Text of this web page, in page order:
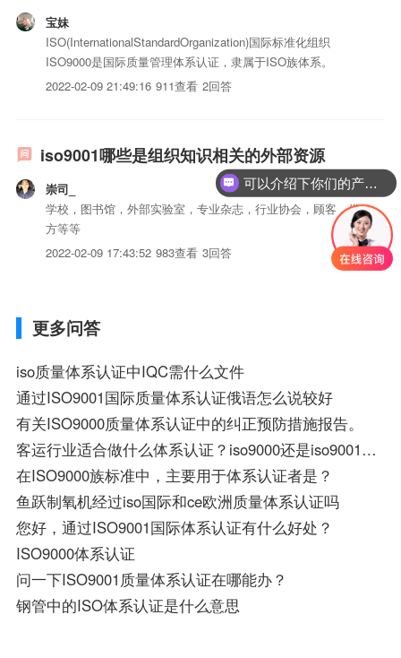
宝妹
ISO(InternationalStandardOrganization)国际标准化组织
ISO9000是国际质量管理体系认证，隶属于ISO族体系。
2022-02-09 21:49:16 911查看 2回答
iso9001哪些是组织知识相关的外部资源
崇司_
学校，图书馆，外部实验室，专业杂志，行业协会，顾客，供
方等等
2022-02-09 17:43:52 983查看 3回答
更多问答
iso质量体系认证中IQC需什么文件
通过ISO9001国际质量体系认证俄语怎么说较好
有关ISO9000质量体系认证中的纠正预防措施报告。
客运行业适合做什么体系认证？iso9000还是iso9001或者别的 ？
在ISO9000族标准中，主要用于体系认证者是？
鱼跃制氧机经过iso国际和ce欧洲质量体系认证吗
您好，通过ISO9001国际体系认证有什么好处？
ISO9000体系认证
问一下ISO9001质量体系认证在哪能办？
钢管中的ISO体系认证是什么意思
可以介绍下你们的产品么？